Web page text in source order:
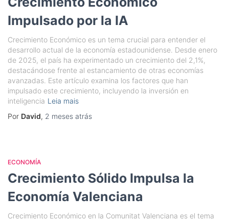
Impulsado por la IA
Crecimiento Económico es un tema crucial para entender el
desarrollo actual de la economía estadounidense. Desde enero
de 2025, el país ha experimentado un crecimiento del 2,1%,
destacándose frente al estancamiento de otras economías
avanzadas. Este artículo examina los factores que han
impulsado este crecimiento, incluyendo la inversión en
inteligencia Leia mais
Por David, 2 meses atrás
ECONOMÍA
Crecimiento Sólido Impulsa la
Economía Valenciana
Crecimiento Económico en la Comunitat Valenciana es el tema